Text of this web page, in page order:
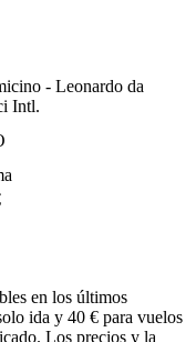
- Leonardo da
Intl.
en los últimos
ida y 40 € para vuelos
Los precios y la